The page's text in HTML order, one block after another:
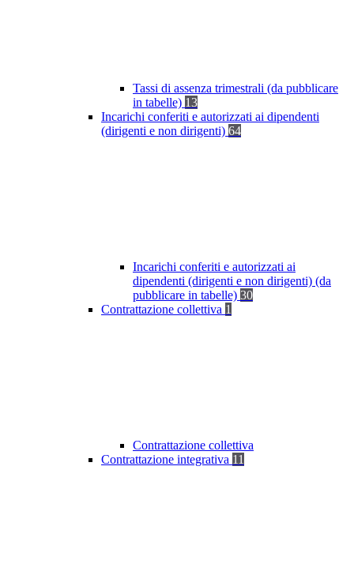
Tassi di assenza trimestrali (da pubblicare
in tabelle) 13
Incarichi conferiti e autorizzati ai dipendenti
(dirigenti e non dirigenti) 64
Incarichi conferiti e autorizzati ai
dipendenti (dirigenti e non dirigenti) (da
pubblicare in tabelle) 30
Contrattazione collettiva 1
Contrattazione collettiva
Contrattazione integrativa 11